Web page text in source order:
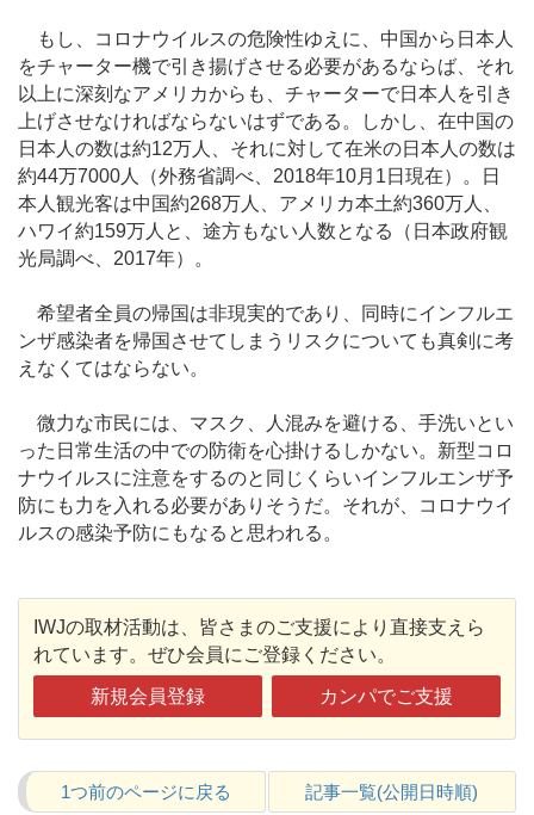
もし、コロナウイルスの危険性ゆえに、中国から日本人
をチャーター機で引き揚げさせる必要があるならば、それ
以上に深刻なアメリカからも、チャーターで日本人を引き
上げさせなければならないはずである。しかし、在中国の
日本人の数は約12万人、それに対して在米の日本人の数は
約44万7000人（外務省調べ、2018年10月1日現在）。日
本人観光客は中国約268万人、アメリカ本土約360万人、
ハワイ約159万人と、途方もない人数となる（日本政府観
光局調べ、2017年）。
希望者全員の帰国は非現実的であり、同時にインフルエ
ンザ感染者を帰国させてしまうリスクについても真剣に考
えなくてはならない。
微力な市民には、マスク、人混みを避ける、手洗いとい
った日常生活の中での防衛を心掛けるしかない。新型コロ
ナウイルスに注意をするのと同じくらいインフルエンザ予
防にも力を入れる必要がありそうだ。それが、コロナウイ
ルスの感染予防にもなると思われる。
IWJの取材活動は、皆さまのご支援により直接支えら
れています。ぜひ会員にご登録ください。
新規会員登録 カンパでご支援
1つ前のページに戻る 記事一覧(公開日時順)